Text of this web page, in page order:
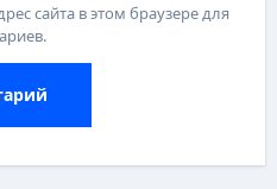
сайта в этом браузере для